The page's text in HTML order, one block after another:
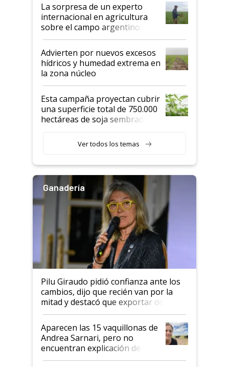
La sorpresa de un experto
internacional en agricultura
sobre el campo argentino:
"Estoy muy impresionado"
Advierten por nuevos excesos
hídricos y humedad extrema en
la zona núcleo
Esta campaña proyectan cubrir
una superficie total de 750.000
hectáreas de soja sembradas
variedades que marcan un
salto tecnológico en genética y
Ver todos los temas
Ganadería
Pilu Giraudo pidió confianza ante los
cambios, dijo que recién van por la
mitad y destacó que exportar dejó de
ser "para unos pocos": "Tenemos un
mandato muy claro del gobierno
nacional"
Aparecen las 15 vaquillonas de
Andrea Sarnari, pero no
encuentran explicación de
cómo llegaron allí